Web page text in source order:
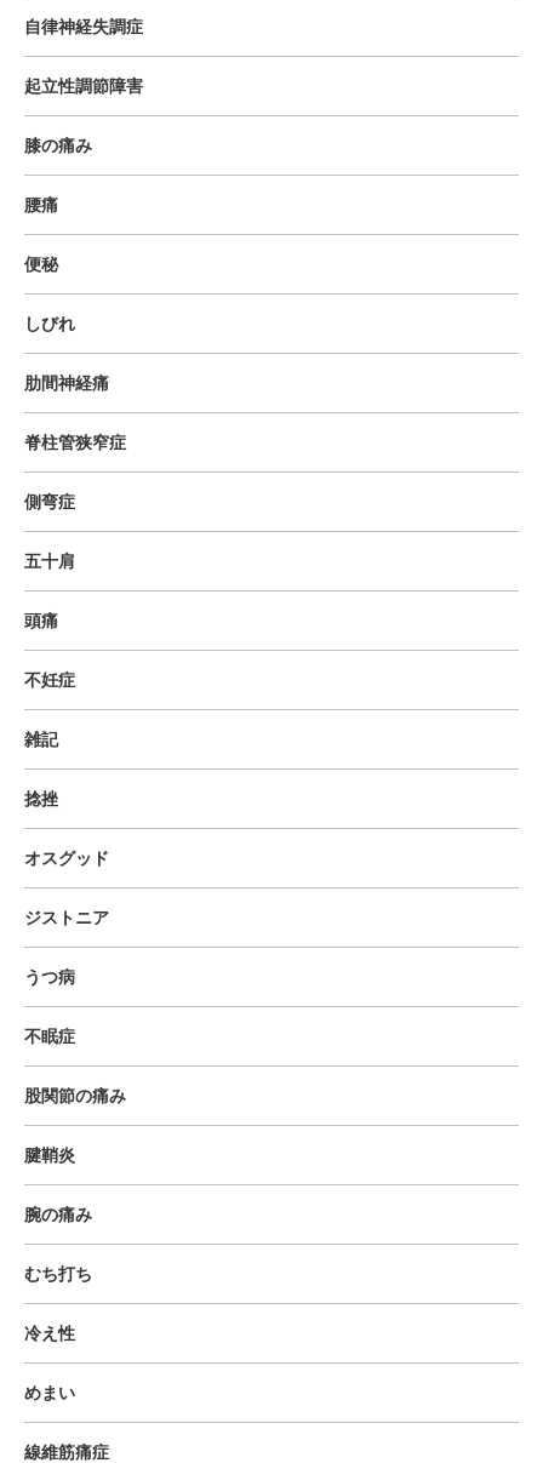
自律神経失調症
起立性調節障害
膝の痛み
腰痛
便秘
しびれ
肋間神経痛
脊柱管狭窄症
側弯症
五十肩
頭痛
不妊症
雑記
捻挫
オスグッド
ジストニア
うつ病
不眠症
股関節の痛み
腱鞘炎
腕の痛み
むち打ち
冷え性
めまい
線維筋痛症